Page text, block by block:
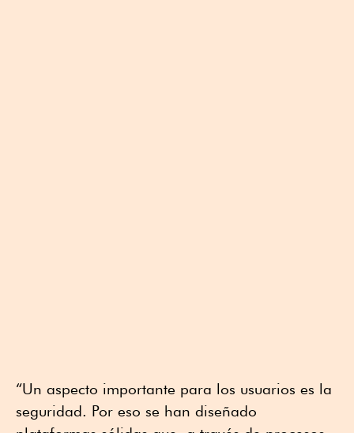
“Un aspecto importante para los usuarios es la
seguridad. Por eso se han diseñado